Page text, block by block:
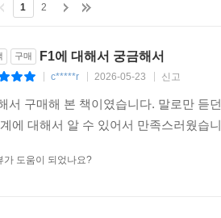
1 2
구매 F1에 대해서 궁금해서
c*****r 2026-05-23 신고
서 구매해 본 책이였습니다. 말로만 듣
에 대해서 알 수 있어서 만족스러웠습
가 도움이 되었나요?